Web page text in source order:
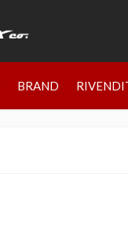
BRAND